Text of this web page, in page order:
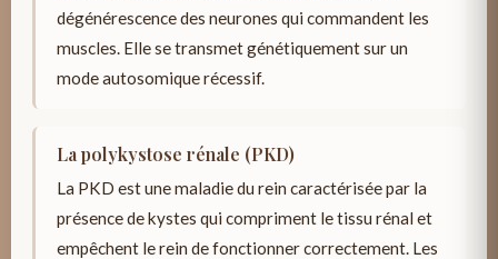
dégénérescence des neurones qui commandent les
muscles. Elle se transmet génétiquement sur un
mode autosomique récessif.
La polykystose rénale (PKD)
La PKD est une maladie du rein caractérisée par la
présence de kystes qui compriment le tissu rénal et
empêchent le rein de fonctionner correctement. Les